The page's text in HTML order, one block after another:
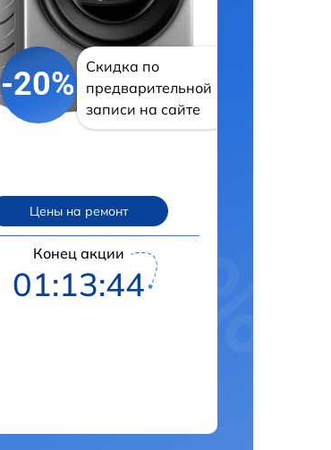
-20%
Скидка по
предварительной
записи на сайте
Цены на ремонт
Конец акции
01:13:43